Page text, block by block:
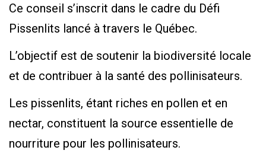
Ce conseil s’inscrit dans le cadre du Défi
Pissenlits lancé à travers le Québec.
L’objectif est de soutenir la biodiversité locale
et de contribuer à la santé des pollinisateurs.
Les pissenlits, étant riches en pollen et en
nectar, constituent la source essentielle de
nourriture pour les pollinisateurs.